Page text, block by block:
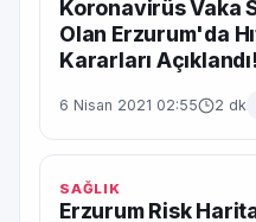
Koronavirüs Vaka
Olan Erzurum'da
Kararları Açıklandı!
6 Nisan 2021 02:55 2 dk
SAĞLIK
Erzurum Risk